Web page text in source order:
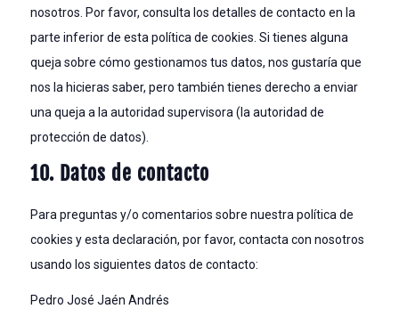
nosotros. Por favor, consulta los detalles de contacto en la
parte inferior de esta política de cookies. Si tienes alguna
queja sobre cómo gestionamos tus datos, nos gustaría que
nos la hicieras saber, pero también tienes derecho a enviar
una queja a la autoridad supervisora (la autoridad de
protección de datos).
10. Datos de contacto
Para preguntas y/o comentarios sobre nuestra política de
cookies y esta declaración, por favor, contacta con nosotros
usando los siguientes datos de contacto:
Pedro José Jaén Andrés